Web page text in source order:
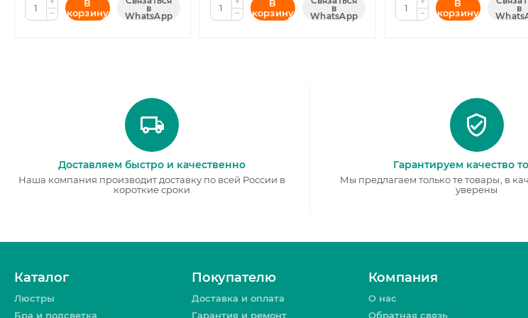
−
В
корзину
в
WhatsApp
−
В
корзину
в
WhatsApp
−
В
корзину
в
Доставляем быстро и качественно
Наша компания производит доставку по всей России в
короткие сроки
Гарантируем качество
Мы предлагаем только те товары, в
уверены
Каталог
Люстры
Бра и подсветка
Покупателю
Доставка и оплата
Гарантия и ремонт
Компания
О нас
Обратная связь